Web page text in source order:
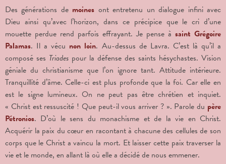
Des générations de moines ont entretenu un dialogue infini avec
Dieu ainsi qu’avec l’horizon, dans ce précipice que le cri d’une
mouette perdue rend parfois effrayant. Je pense à saint Grégoire
Palamas. Il a vécu non loin. Au-dessus de Lavra. C’est là qu’il a
composé ses Triades pour la défense des saints hésychastes. Vision
géniale du christianisme que l’on ignore tant. Attitude intérieure.
Tranquillité d’âme. Celle-ci est plus profonde que la foi. Car elle en
est le signe lumineux. On ne peut pas être chrétien et inquiet.
« Christ est ressuscité ! Que peut-il vous arriver ? ». Parole du père
Pétronios. D’où le sens du monachisme et de la vie en Christ.
Acquérir la paix du cœur en racontant à chacune des cellules de son
corps que le Christ a vaincu la mort. Et laisser cette paix traverser la
vie et le monde, en allant là où elle a décidé de nous emmener.